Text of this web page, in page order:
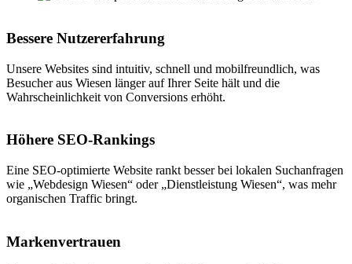
Bessere Nutzererfahrung
Unsere Websites sind intuitiv, schnell und mobilfreundlich, was
Besucher aus Wiesen länger auf Ihrer Seite hält und die
Wahrscheinlichkeit von Conversions erhöht.
Höhere SEO-Rankings
Eine SEO-optimierte Website rankt besser bei lokalen Suchanfragen
wie „Webdesign Wiesen“ oder „Dienstleistung Wiesen“, was mehr
organischen Traffic bringt.
Markenvertrauen